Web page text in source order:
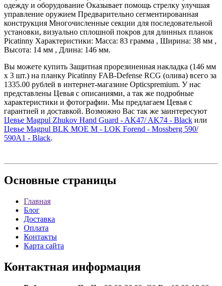
одежду и оборудование Оказывает помощь стрелку улучшая
управление оружием Предварительно сегментированная
конструкция Многочисленные секции для последовательной
установки, визуально сплошной покров для длинных планок
Picatinny Характеристики: Масса: 83 грамма , Ширина: 38 мм ,
Высота: 14 мм , Длина: 146 мм.
Вы можете купить Защитная прорезиненная накладка (146 мм
х 3 шт.) на планку Picatinny FAB-Defense RCG (олива) всего за
1335.00 рублей в интернет-магазине Opticspremium. У нас
представлены Цевья с описаниями, а так же подробные
характеристики и фотографии. Мы предлагаем Цевья с
гарантией и доставкой. Возможно Вас так же заинтересуют
Цевье Magpul Zhukov Hand Guard - AK47/ AK74 - Black или
Цевье Magpul BLK MOE M - LOK Forend - Mossberg 590/
590A1 - Black.
Основные страницы
Главная
Блог
Доставка
Оплата
Контакты
Карта сайта
Контактная информация